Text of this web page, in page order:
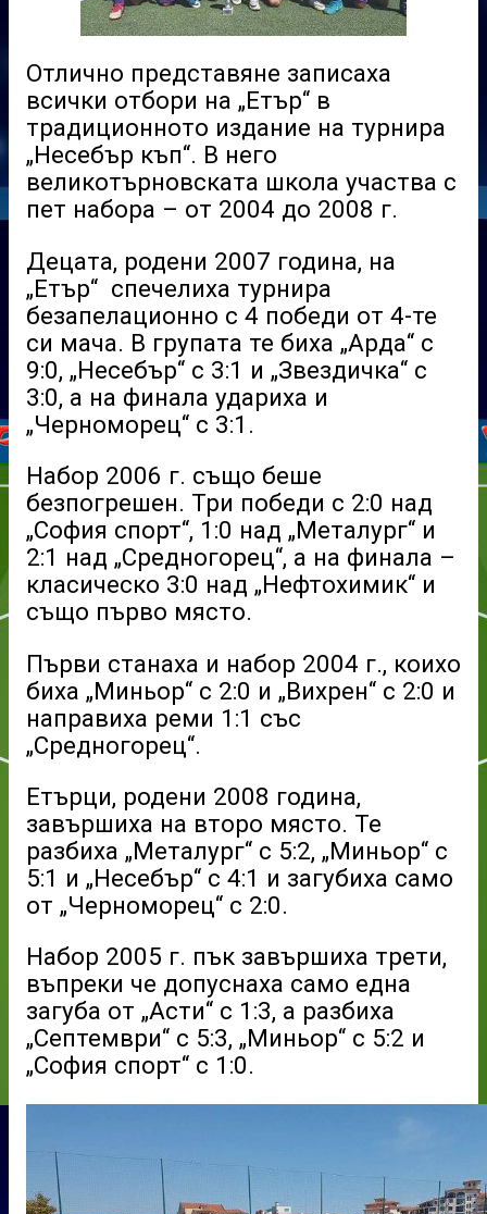
Отлично представяне записаха
всички отбори на „Етър“ в
традиционното издание на турнира
„Несебър къп“. В него
великотърновската школа участва с
пет набора – от 2004 до 2008 г.
Децата, родени 2007 година, на
„Етър“ спечелиха турнира
безапелационно с 4 победи от 4-те
си мача. В групата те биха „Арда“ с
9:0, „Несебър“ с 3:1 и „Звездичка“ с
3:0, а на финала удариха и
„Черноморец“ с 3:1.
Набор 2006 г. също беше
безпогрешен. Три победи с 2:0 над
„София спорт“, 1:0 над „Металург“ и
2:1 над „Средногорец“, а на финала –
класическо 3:0 над „Нефтохимик“ и
също първо място.
Първи станаха и набор 2004 г., коихо
биха „Миньор“ с 2:0 и „Вихрен“ с 2:0 и
направиха реми 1:1 със
„Средногорец“.
Етърци, родени 2008 година,
завършиха на второ място. Те
разбиха „Металург“ с 5:2, „Миньор“ с
5:1 и „Несебър“ с 4:1 и загубиха само
от „Черноморец“ с 2:0.
Набор 2005 г. пък завършиха трети,
въпреки че допуснаха само една
загуба от „Асти“ с 1:3, а разбиха
„Септември“ с 5:3, „Миньор“ с 5:2 и
„София спорт“ с 1:0.